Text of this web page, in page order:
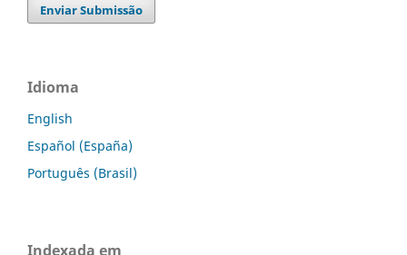
Enviar Submissão
Idioma
English
Español (España)
Português (Brasil)
Indexada em